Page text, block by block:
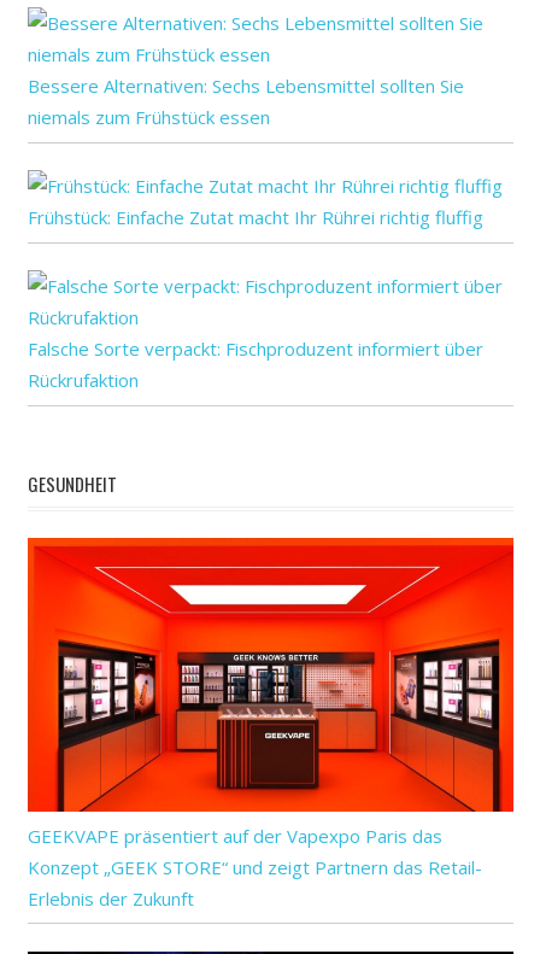
Bessere Alternativen: Sechs Lebensmittel sollten Sie
niemals zum Frühstück essen
Frühstück: Einfache Zutat macht Ihr Rührei richtig fluffig
Falsche Sorte verpackt: Fischproduzent informiert über
Rückrufaktion
GESUNDHEIT
GEEKVAPE präsentiert auf der Vapexpo Paris das
Konzept „GEEK STORE“ und zeigt Partnern das Retail-
Erlebnis der Zukunft